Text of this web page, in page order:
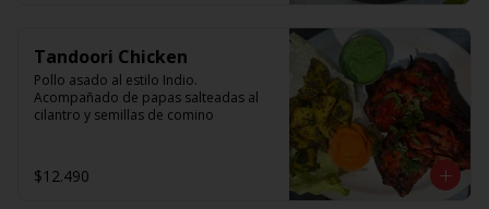
Tandoori Chicken
Pollo asado al estilo Indio.
Acompañado de papas salteadas al
cilantro y semillas de comino
$12.490